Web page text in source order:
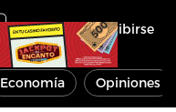
Inscribirse
Economía Opiniones